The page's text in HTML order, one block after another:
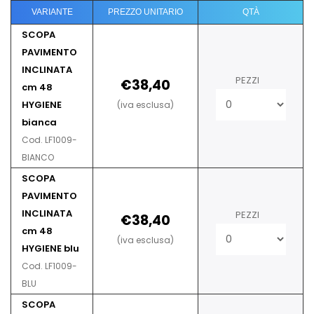
VARIANTE PREZZO UNITARIO QTÀ
SCOPA
PAVIMENTO
INCLINATA
cm 48
HYGIENE
bianca
Cod. LF1009-
BIANCO
€38,40
(iva esclusa)
PEZZI
SCOPA
PAVIMENTO
INCLINATA
cm 48
HYGIENE blu
Cod. LF1009-
BLU
€38,40
(iva esclusa)
PEZZI
SCOPA